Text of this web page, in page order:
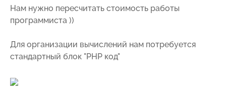
Нам нужно пересчитать стоимость работы
программиста ))
Для организации вычислений нам потребуется
стандартный блок "PHP код"